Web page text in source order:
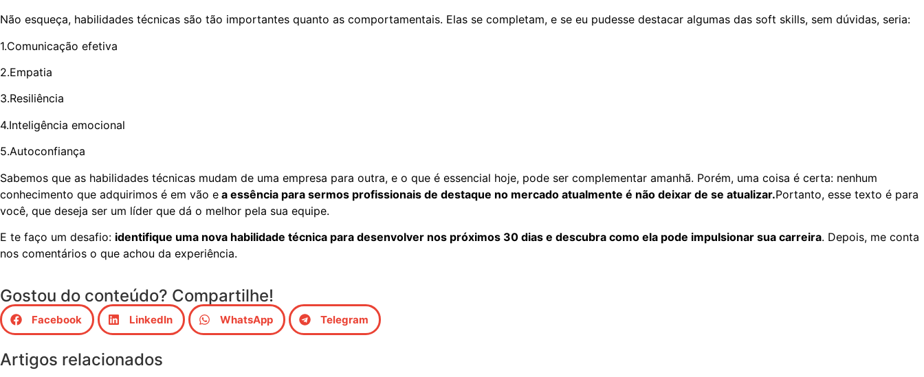
Não esqueça, habilidades técnicas são tão importantes quanto as comportamentais. Elas se completam, e se eu pudesse destacar algumas das soft skills, sem dúvidas, seria:
1.Comunicação efetiva
2.Empatia
3.Resiliência
4.Inteligência emocional
5.Autoconfiança
Sabemos que as habilidades técnicas mudam de uma empresa para outra, e o que é essencial hoje, pode ser complementar amanhã. Porém, uma coisa é certa: nenhum
conhecimento que adquirimos é em vão e a essência para sermos profissionais de destaque no mercado atualmente é não deixar de se atualizar.Portanto, esse texto é para
você, que deseja ser um líder que dá o melhor pela sua equipe.
E te faço um desafio: identifique uma nova habilidade técnica para desenvolver nos próximos 30 dias e descubra como ela pode impulsionar sua carreira. Depois, me conta
nos comentários o que achou da experiência.
Gostou do conteúdo? Compartilhe!
Facebook LinkedIn WhatsApp Telegram
Artigos relacionados